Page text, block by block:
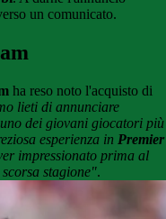
un comunicato.
ha reso noto l'acquisto di
lieti di annunciare
dei giovani giocatori più
esperienza in Premier
impressionato prima al
stagione".